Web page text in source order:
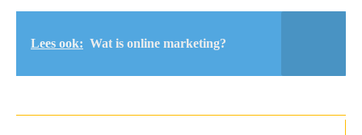
Lees ook: Wat is online marketing?